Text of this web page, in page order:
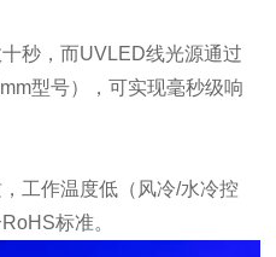
，而UVLED线光源通过
型号），可实现毫秒级响
作温度低（风冷/水冷控
标准。